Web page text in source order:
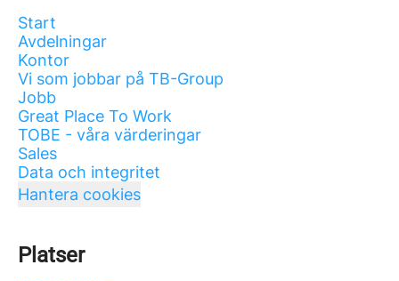
Start
Avdelningar
Kontor
Vi som jobbar på TB-Group
Jobb
Great Place To Work
TOBE - våra värderingar
Sales
Data och integritet
Hantera cookies
Platser